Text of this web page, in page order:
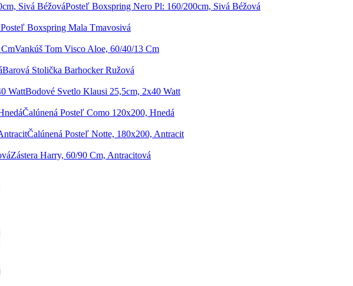
Posteľ Boxspring Nero Pl: 160/200cm, Sivá Béžová
Posteľ Boxspring Mala Tmavosivá
Vankúš Tom Visco Aloe, 60/40/13 Cm
Barová Stolička Barhocker Ružová
Bodové Svetlo Klausi 25,5cm, 2x40 Watt
Čalúnená Posteľ Como 120x200, Hnedá
Čalúnená Posteľ Notte, 180x200, Antracit
Zástera Harry, 60/90 Cm, Antracitová